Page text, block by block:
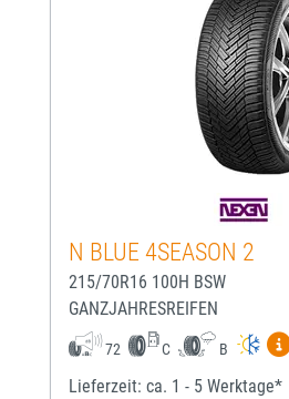
N BLUE 4SEASON 2
215/70R16 100H BSW
GANZJAHRESREIFEN
72 C B
Lieferzeit: ca. 1 - 5 Werktage*